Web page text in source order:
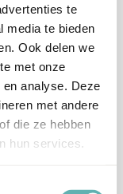
te
media te bieden
Ook delen we
met onze
analyse. Deze
met andere
die ze hebben
hun services.
15:00 besteld
zijn dan normaal
te houden